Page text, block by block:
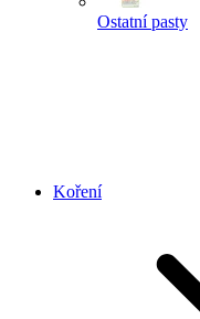
Ostatní pasty
Koření